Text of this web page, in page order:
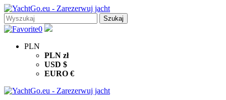
0
PLN
PLN zł
USD $
EURO €